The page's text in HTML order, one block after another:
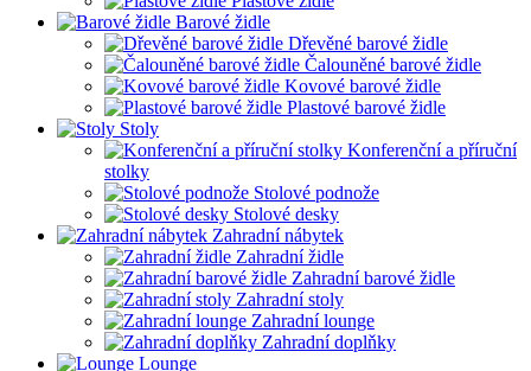
Barové židle
Dřevěné barové židle
Čalouněné barové židle
Kovové barové židle
Plastové barové židle
Stoly
Konferenční a příruční
stolky
Stolové podnože
Stolové desky
Zahradní nábytek
Zahradní židle
Zahradní barové židle
Zahradní stoly
Zahradní lounge
Zahradní doplňky
Lounge